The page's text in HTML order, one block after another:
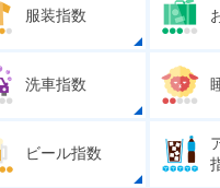
服装指数
洗車指数
ビール指数